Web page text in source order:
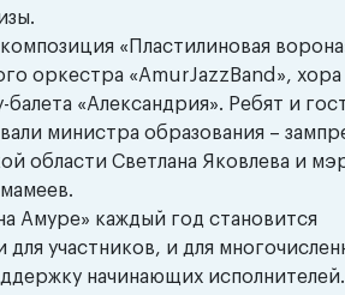
«Пластилиновая
оркестра «AmurJazzBand», хора
«Александрия». Ребят и
министра образования –
области Светлана Яковлева и
Амуре» каждый год становится
участников, и для
начинающих исполнителей.